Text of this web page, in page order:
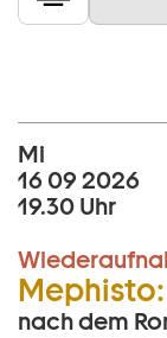
Mi
16 09 2026
19.30 Uhr
Mephisto:
nach dem